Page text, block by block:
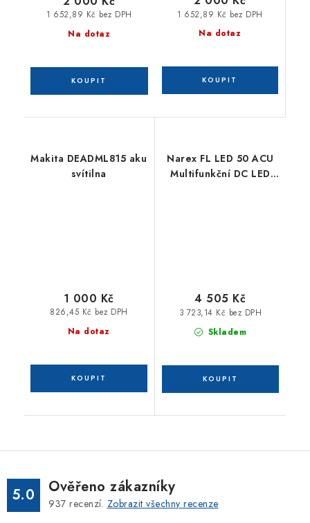
Na dotaz
1 652,89 Kč bez DPH
Na dotaz
1 652,89 Kč bez DPH
Makita DEADML815 aku
svítilna
Na dotaz
826,45 Kč bez DPH
1 000 Kč
Narex FL LED 50 ACU
Multifunkční DC LED
Skladem
3 723,14 Kč bez DPH
4 505 Kč
5.0 Ověřeno zákazníky
937 recenzí. Zobrazit všechny recenze